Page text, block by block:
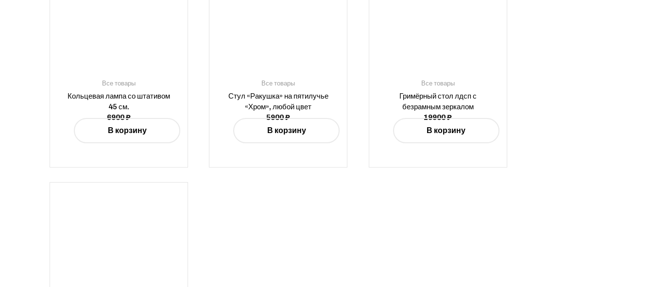
Все товары
Кольцевая лампа со штативом
45 см.
6900₽
В корзину
Все товары
Стул «Ракушка» на пятилучье
«Хром», любой цвет
5900₽
В корзину
Все товары
Гримёрный стол лдсп с
безрамным зеркалом
19900₽
В корзину